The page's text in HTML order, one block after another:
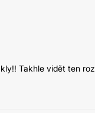
Takhle vidět ten